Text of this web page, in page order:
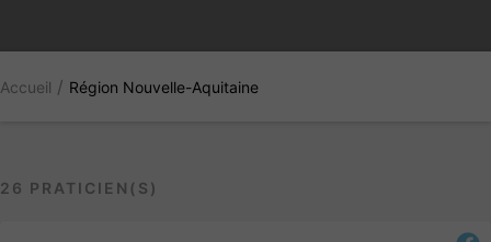
Accueil / Région Nouvelle-Aquitaine
26 PRATICIEN(S)